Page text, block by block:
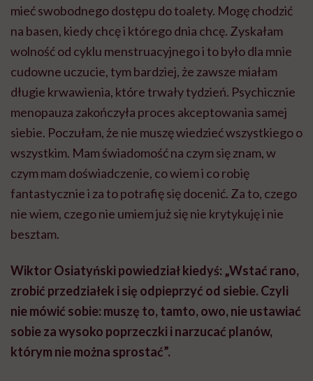
mieć swobodnego dostępu do toalety. Mogę chodzić
na basen, kiedy chcę i którego dnia chcę. Zyskałam
wolność od cyklu menstruacyjnego i to było dla mnie
cudowne uczucie, tym bardziej, że zawsze miałam
długie krwawienia, które trwały tydzień. Psychicznie
menopauza zakończyła proces akceptowania samej
siebie. Poczułam, że nie muszę wiedzieć wszystkiego o
wszystkim. Mam świadomość na czym się znam, w
czym mam doświadczenie, co wiem i co robię
fantastycznie i za to potrafię się docenić. Za to, czego
nie wiem, czego nie umiem już się nie krytykuję i nie
besztam.
Wiktor Osiatyński powiedział kiedyś: „Wstać rano,
zrobić przedziałek i się odpieprzyć od siebie. Czyli
nie mówić sobie: muszę to, tamto, owo, nie ustawiać
sobie za wysoko poprzeczki i narzucać planów,
którym nie można sprostać”.